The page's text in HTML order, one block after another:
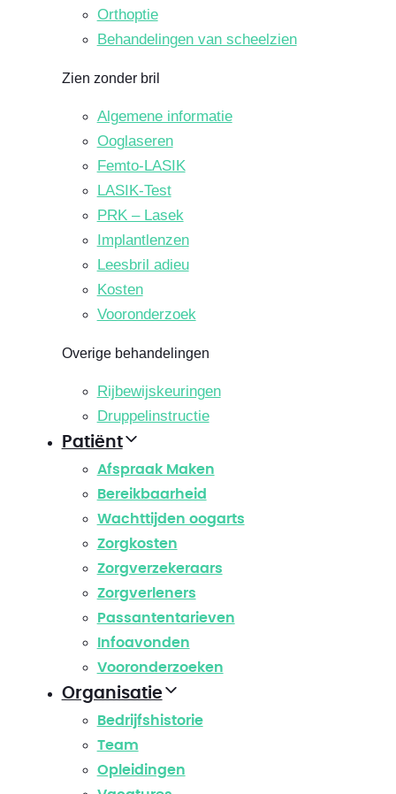
Orthoptie
Behandelingen van scheelzien
Zien zonder bril
Algemene informatie
Ooglaseren
Femto-LASIK
LASIK-Test
PRK – Lasek
Implantlenzen
Leesbril adieu
Kosten
Vooronderzoek
Overige behandelingen
Rijbewijskeuringen
Druppelinstructie
Patiënt
Afspraak Maken
Bereikbaarheid
Wachttijden oogarts
Zorgkosten
Zorgverzekeraars
Zorgverleners
Passantentarieven
Infoavonden
Vooronderzoeken
Organisatie
Bedrijfshistorie
Team
Opleidingen